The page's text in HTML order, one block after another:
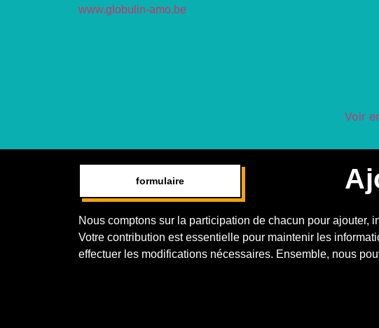
www.globulin-amo.be
Voir
formulaire
Nous comptons sur la participation de chacun pour ajouter,
Votre contribution est essentielle pour maintenir les
effectuer les modifications nécessaires. Ensemble, nous